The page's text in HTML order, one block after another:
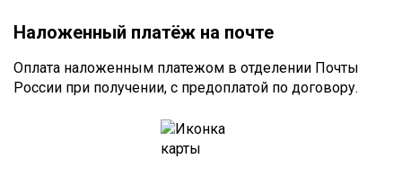
Наложенный платёж на почте
Оплата наложенным платежом в отделении Почты
России при получении, с предоплатой по договору.